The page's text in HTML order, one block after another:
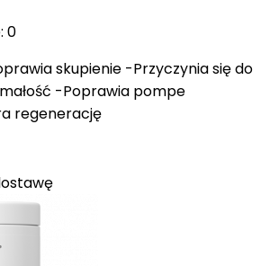
0
skupienie -Przyczynia się do
-Poprawia pompe
regenerację